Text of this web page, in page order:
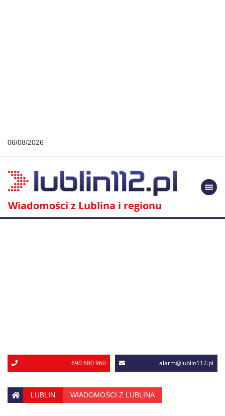
06/08/2026
Wiadomości z Lublina i regionu
690 680 960 alarm@lublin112.pl
LUBLIN WIADOMOŚCI Z LUBLINA